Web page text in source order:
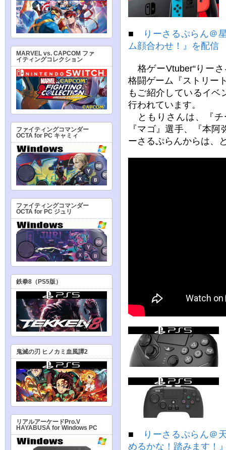
■
りーさるぷらん＠
ム顔合わせ！』を配信
格ゲーVtuber“りー
格闘ゲーム『ストリー
もご紹介しているイベ
行われています。
ともりさんは、『チ
『マゴ』選手、『本
ーさるぷらんからは、
■
りーさるぷらん＠
めるかな！踏みます！
MARVEL vs. CAPCOM ファ
イティングコレクション
ファイティングコマンダー
OCTA for PC キャミィ
ファイティングコマンダー
OCTA for PC ジュリ
鉄拳8（PS5版）
鬼滅の刃 ヒノカミ血風譚2
リアルアーケードPro.V
HAYABUSA for Windows PC